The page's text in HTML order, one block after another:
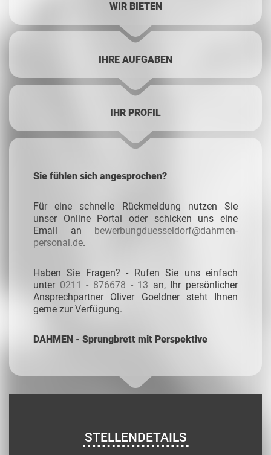
WIR BIETEN
IHRE AUFGABEN
IHR PROFIL
Sie fühlen sich angesprochen?
Für eine schnelle Rückmeldung nutzen Sie
unser Online Portal oder schicken uns eine
Email an bewerbungduesseldorf@dahmen-
personal.de.
Haben Sie Fragen? - Rufen Sie uns einfach
unter 0211 - 876678 - 13 an, Ihr persönlicher
Ansprechpartner Oliver Goeldner steht Ihnen
gerne zur Verfügung.
DAHMEN - Sprungbrett mit Perspektive
STELLENDETAILS